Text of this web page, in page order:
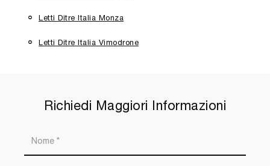
Letti Ditre Italia Monza
Letti Ditre Italia Vimodrone
Richiedi Maggiori Informazioni